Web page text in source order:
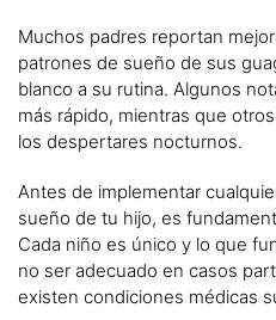
Muchos padres reportan
patrones de sueño de sus
blanco a su rutina. Algunos
más rápido, mientras que
los despertares nocturnos.
Antes de implementar
sueño de tu hijo, es
Cada niño es único y lo que
no ser adecuado en casos
existen condiciones médicas